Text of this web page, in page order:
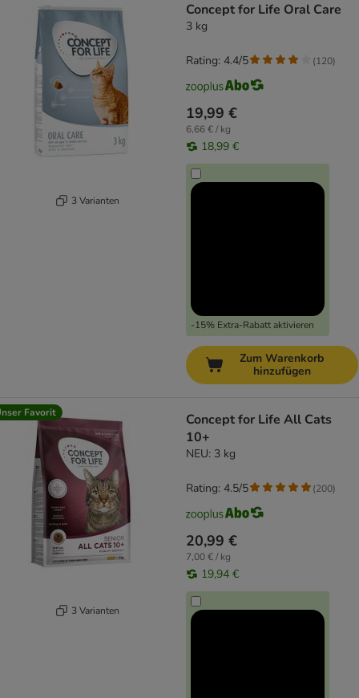
3 Varianten
Concept for Life Oral Care
3 kg
19,99 €
6,66 € / kg
18,99 €
-15% Extra-Rabatt aktivieren
Rating: 4.4/5 (120)
Zum Warenkorb
hinzufügen
Favorit
3 Varianten
Concept for Life All Cats
10+
NEU: 3 kg
20,99 €
7,00 € / kg
19,94 €
Rating: 4.5/5 (200)